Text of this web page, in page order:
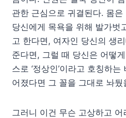
관한 근심으로 귀결된다. 몸
당신에게 목욕을 위해 발가벗
고 한다면, 여자인 당신의 생
준다면, 그럴 때 당신은 어떻게
스로 ‘정상인’이라고 호칭하
어졌다면 그 꼴을 그대로 놔뒀
그러니 이건 무슨 고상하고